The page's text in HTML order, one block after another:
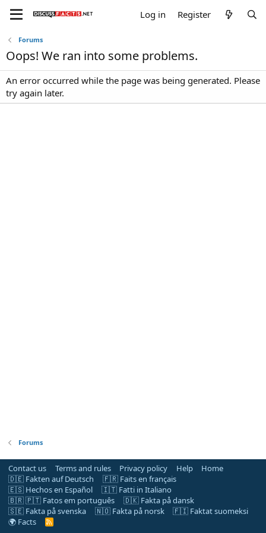
Log in Register
Forums
Oops! We ran into some problems.
An error occurred while the page was being generated. Please
try again later.
Forums
Contact us Terms and rules Privacy policy Help
Home
🇩🇪 Fakten auf Deutsch
🇫🇷 Faits en français
🇪🇸 Hechos en Español
🇮🇹 Fatti in Italiano
🇧🇷 🇵🇹 Fatos em português
🇩🇰 Fakta på dansk
🇸🇪 Fakta på svenska
🇳🇴 Fakta på norsk
🇫🇮 Faktat suomeksi
🌍 Facts
R